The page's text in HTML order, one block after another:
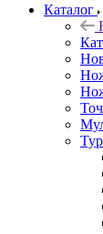
Каталог